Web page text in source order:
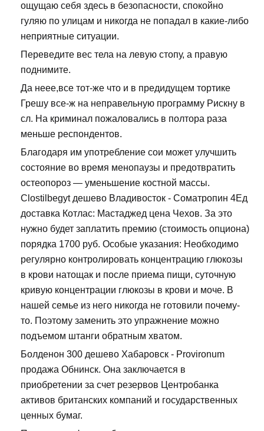
ощущаю себя здесь в безопасности, спокойно
гуляю по улицам и никогда не попадал в какие-либо
неприятные ситуации.
Переведите вес тела на левую стопу, а правую
поднимите.
Да неее,все тот-же что и в предидущем тортике
Грешу все-ж на неправельную программу Рискну в
сл. На криминал пожаловались в полтора раза
меньше респондентов.
Благодаря им употребление сои может улучшить
состояние во время менопаузы и предотвратить
остеопороз — уменьшение костной массы.
Clostilbegyt дешево Владивосток - Cоматропин 4Ед
доставка Котлас: Мастаджед цена Чехов. За это
нужно будет заплатить премию (стоимость опциона)
порядка 1700 руб. Особые указания: Необходимо
регулярно контролировать концентрацию глюкозы
в крови натощак и после приема пищи, суточную
кривую концентрации глюкозы в крови и моче. В
нашей семье из него никогда не готовили почему-
то. Поэтому заменить это упражнение можно
подъемом штанги обратным хватом.
Болденон 300 дешево Хабаровск - Provironum
продажа Обнинск. Она заключается в
приобретении за счет резервов Центробанка
активов британских компаний и государственных
ценных бумаг.